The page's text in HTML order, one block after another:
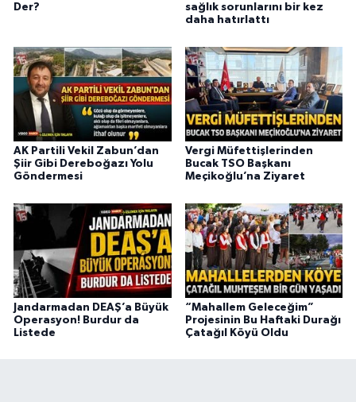
Der?
sağlık sorunlarını bir kez
daha hatırlattı
AK Partili Vekil Zabun’dan
Şiir Gibi Dereboğazı Yolu
Göndermesi
Vergi Müfettişlerinden
Bucak TSO Başkanı
Meçikoğlu’na Ziyaret
Jandarmadan DEAŞ’a Büyük
Operasyon! Burdur da
Listede
“Mahallem Geleceğim”
Projesinin Bu Haftaki Durağı
Çatağıl Köyü Oldu